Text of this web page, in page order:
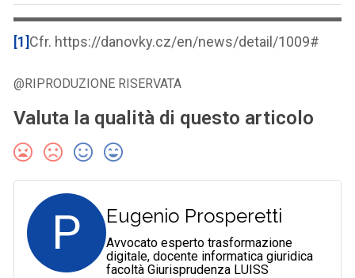
[1]Cfr. https://danovky.cz/en/news/detail/1009#
@RIPRODUZIONE RISERVATA
Valuta la qualità di questo articolo
P Eugenio Prosperetti
Avvocato esperto trasformazione
digitale, docente informatica giuridica
facoltà Giurisprudenza LUISS